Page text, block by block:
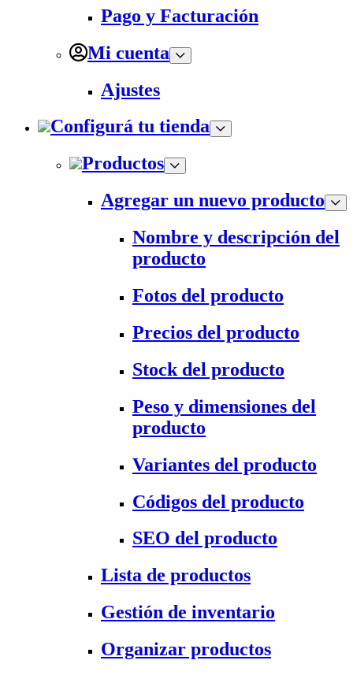
Pago y Facturación
Mi cuenta
Ajustes
Configurá tu tienda
Productos
Agregar un nuevo producto
Nombre y descripción del
producto
Fotos del producto
Precios del producto
Stock del producto
Peso y dimensiones del
producto
Variantes del producto
Códigos del producto
SEO del producto
Lista de productos
Gestión de inventario
Organizar productos